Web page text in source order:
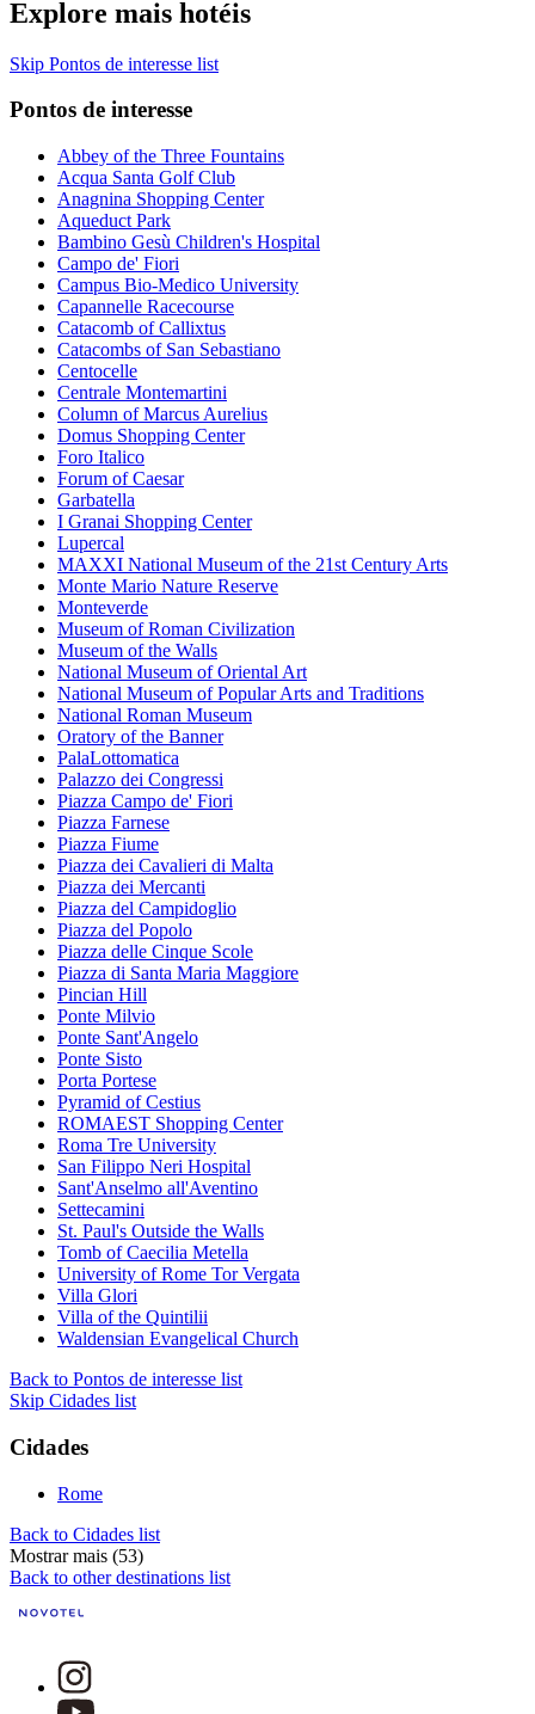
Explore mais hotéis
Skip Pontos de interesse list
Pontos de interesse
Abbey of the Three Fountains
Acqua Santa Golf Club
Anagnina Shopping Center
Aqueduct Park
Bambino Gesù Children's Hospital
Campo de' Fiori
Campus Bio-Medico University
Capannelle Racecourse
Catacomb of Callixtus
Catacombs of San Sebastiano
Centocelle
Centrale Montemartini
Column of Marcus Aurelius
Domus Shopping Center
Foro Italico
Forum of Caesar
Garbatella
I Granai Shopping Center
Lupercal
MAXXI National Museum of the 21st Century Arts
Monte Mario Nature Reserve
Monteverde
Museum of Roman Civilization
Museum of the Walls
National Museum of Oriental Art
National Museum of Popular Arts and Traditions
National Roman Museum
Oratory of the Banner
PalaLottomatica
Palazzo dei Congressi
Piazza Campo de' Fiori
Piazza Farnese
Piazza Fiume
Piazza dei Cavalieri di Malta
Piazza dei Mercanti
Piazza del Campidoglio
Piazza del Popolo
Piazza delle Cinque Scole
Piazza di Santa Maria Maggiore
Pincian Hill
Ponte Milvio
Ponte Sant'Angelo
Ponte Sisto
Porta Portese
Pyramid of Cestius
ROMAEST Shopping Center
Roma Tre University
San Filippo Neri Hospital
Sant'Anselmo all'Aventino
Settecamini
St. Paul's Outside the Walls
Tomb of Caecilia Metella
University of Rome Tor Vergata
Villa Glori
Villa of the Quintilii
Waldensian Evangelical Church
Back to Pontos de interesse list
Skip Cidades list
Cidades
Rome
Back to Cidades list
Mostrar mais (53)
Back to other destinations list